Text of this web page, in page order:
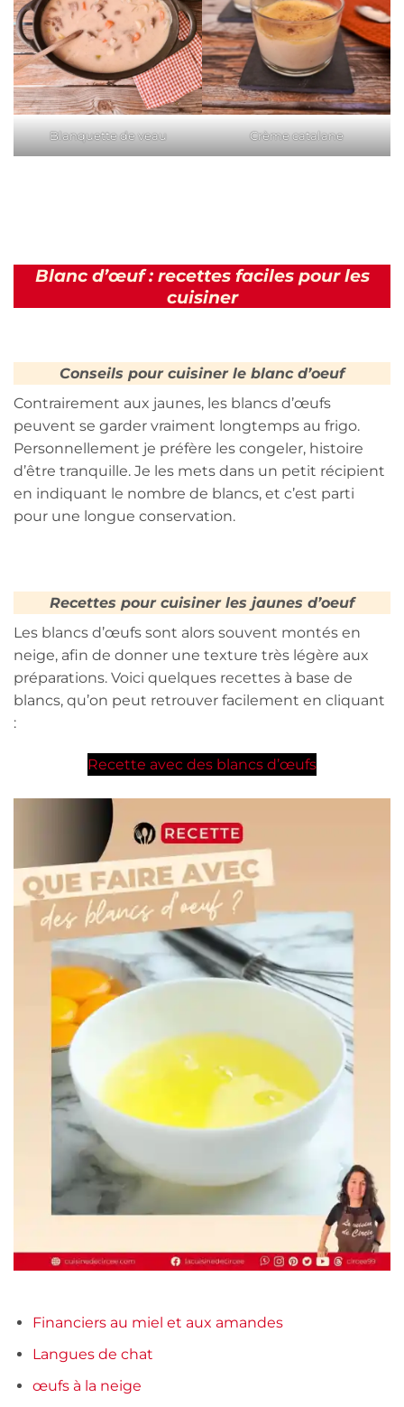
Blanquette de veau Crème catalane
Blanc d’œuf : recettes faciles pour les
cuisiner
Conseils pour cuisiner le blanc d’oeuf
Contrairement aux jaunes, les blancs d’œufs
peuvent se garder vraiment longtemps au frigo.
Personnellement je préfère les congeler, histoire
d’être tranquille. Je les mets dans un petit récipient
en indiquant le nombre de blancs, et c’est parti
pour une longue conservation.
Recettes pour cuisiner les jaunes d’oeuf
Les blancs d’œufs sont alors souvent montés en
neige, afin de donner une texture très légère aux
préparations. Voici quelques recettes à base de
blancs, qu’on peut retrouver facilement en cliquant
:
Recette avec des blancs d’œufs
Financiers au miel et aux amandes
Langues de chat
œufs à la neige